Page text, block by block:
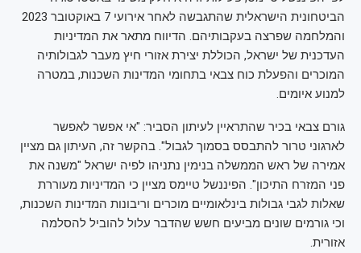
הביטחונית הישראלית שהתגבשה לאחר אירועי 7 באוקטובר 2023
והמלחמה שפרצה בעקבותיהם. הדיווח מתאר את המדיניות
העדכנית של ישראל, הכוללת יצירת אזורי חיץ מעבר לגבולותיה
המוכרים והפעלת כוח צבאי בתחומי המדינות השכנות, במטרה
למנוע איומים.
גורם צבאי בכיר שהתראיין לעיתון הסביר: "אי אפשר לאפשר
לארגוני טרור להתבסס בסמוך לגבול". בהקשר זה, העיתון גם מציין
אמירה של ראש הממשלה בנימין נתניהו לפיה ישראל "משנה את
פני המזרח התיכון". הפיננשל טיימס מציין כי המדיניות מעוררת
שאלות לגבי גבולות בינלאומיים מוכרים וריבונות המדינות השכנות,
וכי גורמים שונים מביעים חשש שהדבר עלול להוביל להסלמה
אזורית.